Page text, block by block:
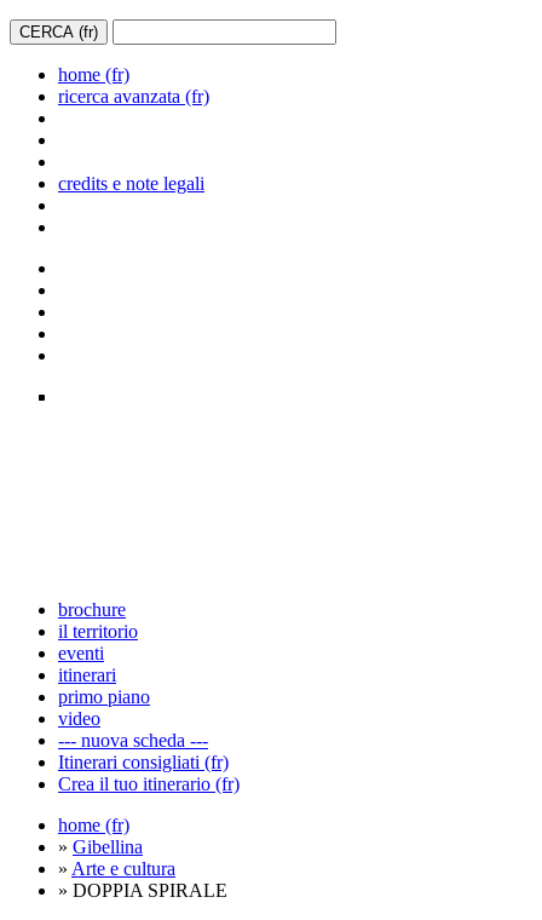
home (fr)
ricerca avanzata (fr)
credits e note legali
brochure
il territorio
eventi
itinerari
primo piano
video
--- nuova scheda ---
Itinerari consigliati (fr)
Crea il tuo itinerario (fr)
home (fr)
» Gibellina
» Arte e cultura
» DOPPIA SPIRALE